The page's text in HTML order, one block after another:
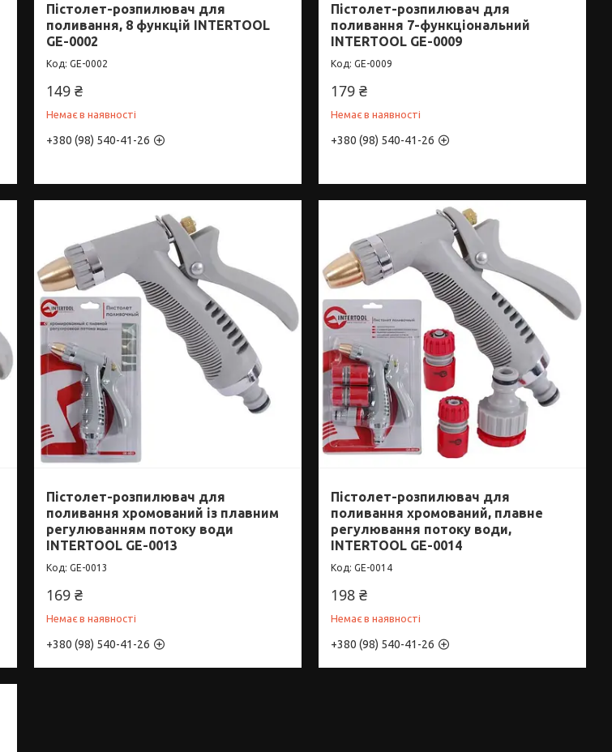
Пістолет-розпилювач для
поливання, 8 функцій INTERTOOL
GE-0002
GE-0002
149 ₴
Немає в наявності
+380 (98) 540-41-26
Пістолет-розпилювач для
поливання 7-функціональний
INTERTOOL GE-0009
GE-0009
179 ₴
Немає в наявності
+380 (98) 540-41-26
Пістолет-розпилювач для
поливання хромований із плавним
регулюванням потоку води
INTERTOOL GE-0013
GE-0013
169 ₴
Немає в наявності
+380 (98) 540-41-26
Пістолет-розпилювач для
поливання хромований, плавне
регулювання потоку води,
INTERTOOL GE-0014
GE-0014
198 ₴
Немає в наявності
+380 (98) 540-41-26